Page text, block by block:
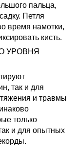
пальца,
Петля
время намотки,
кисть.
УРОВНЯ
так и для
и травмы
только
и для опытных